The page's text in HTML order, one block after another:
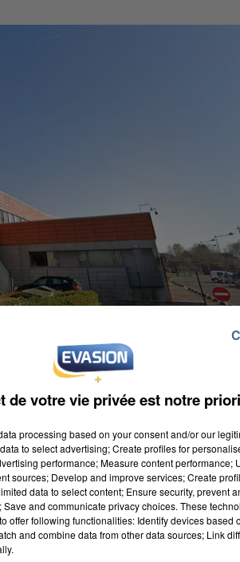
300 euros d'amende pour des
12 septembre dernier, il s'en
enfant. La victime avait eu la
de votre vie privée est notre
processing based on your consent and/or our
to select advertising; Create profiles for
performance; Measure content performance;
sources; Develop and improve services; Create
data to select content; Ensure security, prevent
and communicate privacy choices. These
offer following functionalities: Identify devices based
and combine data from other data sources; Link